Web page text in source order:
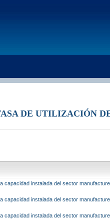
DE UTILIZACIÓN
capacidad instalada del sector
capacidad instalada del sector
capacidad instalada del sector